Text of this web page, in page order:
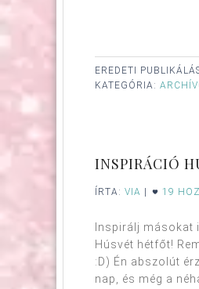
EREDETI
KATEGÓRIA:
INSPIRÁCIÓ
ÍRTA: VIA 19
Inspirálj másokat
Húsvét hétfőt!
:D) Én abszolút
nap, és még a